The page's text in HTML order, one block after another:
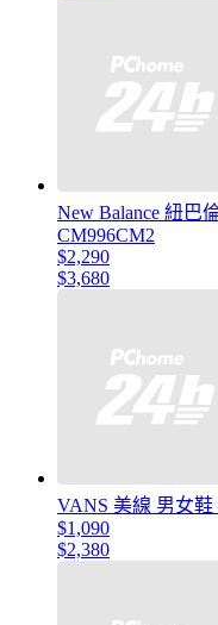
New Balance 紐巴
CM996CM2
$2,290
$3,680
VANS 美線 男女鞋
$1,090
$2,380